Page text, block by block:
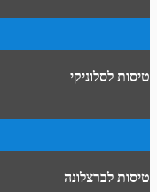
טיסות לסלוניקי
טיסות לברצלונה